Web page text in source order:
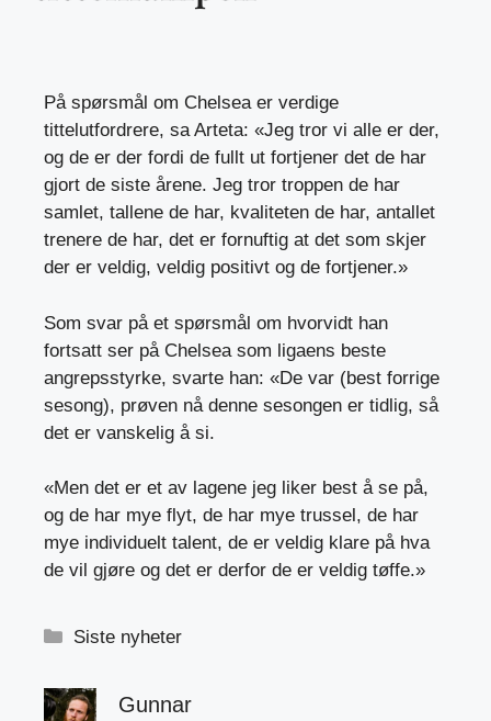
På spørsmål om Chelsea er verdige
tittelutfordrere, sa Arteta: «Jeg tror vi alle er der,
og de er der fordi de fullt ut fortjener det de har
gjort de siste årene. Jeg tror troppen de har
samlet, tallene de har, kvaliteten de har, antallet
trenere de har, det er fornuftig at det som skjer
der er veldig, veldig positivt og de fortjener.»
Som svar på et spørsmål om hvorvidt han
fortsatt ser på Chelsea som ligaens beste
angrepsstyrke, svarte han: «De var (best forrige
sesong), prøven nå denne sesongen er tidlig, så
det er vanskelig å si.
«Men det er et av lagene jeg liker best å se på,
og de har mye flyt, de har mye trussel, de har
mye individuelt talent, de er veldig klare på hva
de vil gjøre og det er derfor de er veldig tøffe.»
Kategorier
Siste nyheter
Gunnar